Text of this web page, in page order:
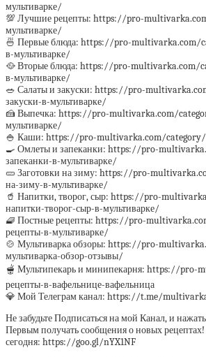
мультиварке/
💯 Лучшие рецепты: https://pro-
мультиварке/
🍜 Первые блюда: https://pro-multivarka.com/
в-мультиварке/
🥘 Вторые блюда: https://pro-multivarka.com/
в-мультиварке/
🥗 Салаты и закуски: https://pro-
закуски-в-мультиварке/
🍰 Выпечка: https://pro-multivarka.com/
мультиварке/
🍚 Каши: https://pro-multivarka.com/category/
🍳 Омлеты и запеканки: https://pro-
запеканки-в-мультиварке/
🥒 Заготовки на зиму: https://pro-
на-зиму-в-мультиварке/
🥤 Напитки, творог, сыр: https://pro-
напитки-творог-сыр-в-мультиварке/
🧇 Постные рецепты: https://pro-
рецепты-в-мультиварке/
🍲 Мультиварка обзоры: https://pro-
мультиварка-обзор-отзывы/
🫕 Мультипекарь и минипекарня: https://pro-
рецепты-в-вафельнице-вафельница
💎 Мой Телеграм канал: https://t.me/
Не забудьте Подписаться на мой Канал, и
Первым получать сообщения о новых
сегодня: https://goo.gl/nYX1NF